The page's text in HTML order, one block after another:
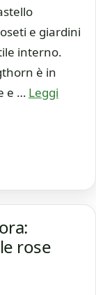
e giardini
interno.
è in
e … Leggi
rose